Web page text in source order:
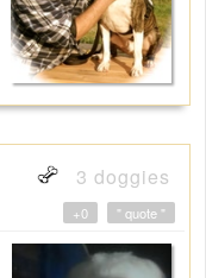
3 doggies
" quote "
+0